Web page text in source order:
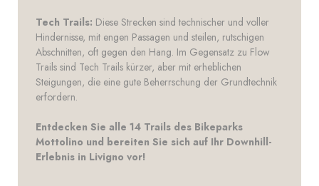
Tech Trails: Diese Strecken sind technischer und voller
Hindernisse, mit engen Passagen und steilen, rutschigen
Abschnitten, oft gegen den Hang. Im Gegensatz zu Flow
Trails sind Tech Trails kürzer, aber mit erheblichen
Steigungen, die eine gute Beherrschung der Grundtechnik
erfordern.
Entdecken Sie alle 14 Trails des Bikeparks
Mottolino und bereiten Sie sich auf Ihr Downhill-
Erlebnis in Livigno vor!